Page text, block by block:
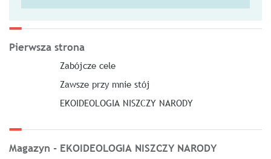
Pierwsza strona
Zabójcze cele
Zawsze przy mnie stój
EKOIDEOLOGIA NISZCZY NARODY
Magazyn - EKOIDEOLOGIA NISZCZY NARODY